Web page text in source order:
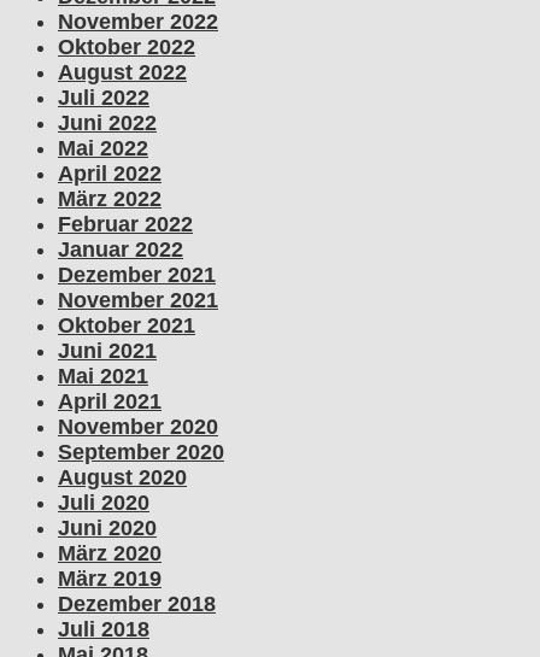
November 2022
Oktober 2022
August 2022
Juli 2022
Juni 2022
Mai 2022
April 2022
März 2022
Februar 2022
Januar 2022
Dezember 2021
November 2021
Oktober 2021
Juni 2021
Mai 2021
April 2021
November 2020
September 2020
August 2020
Juli 2020
Juni 2020
März 2020
März 2019
Dezember 2018
Juli 2018